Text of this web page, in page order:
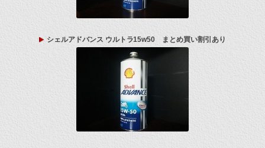
シェルアドバンス ウルトラ15w50 まとめ買い割引あり